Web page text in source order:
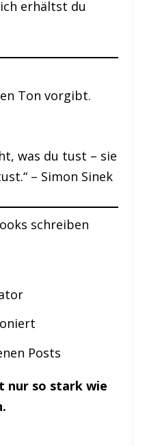
erhältst du
Ton vorgibt.
was du tust – sie
– Simon Sinek
schreiben
Posts
nur so stark wie